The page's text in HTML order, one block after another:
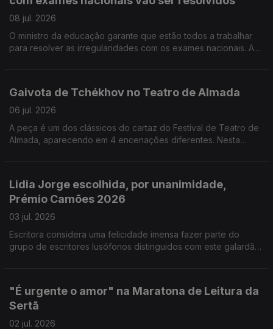
este", reunindo projetos emergentes e nomes consagrados,
em vários espaços da cidade. Morreu Bonnie Tyler, a voz
rouca do rock, tinha 75 anos.
08 jul. 2026
O ministro da educação garante que estão todos a trabalhar
para resolver as irregularidades com os exames nacionais. A
Gaivota de Tchékhov no Teatro de Almada
06 jul. 2026
A peça é um dos clássicos do cartaz do Festival de Teatro de
Almada, aparecendo em 4 encenações diferentes. Nesta
festivais de todo o mundo. Setúbal quer ser Capital da Cultura
em 2028.
Lidia Jorge escolhida, por unanimidade,
Prémio Camões 2026
03 jul. 2026
Escritora considera uma felicidade imensa fazer parte do
grupo de escritores lusófonos distinguidos com este galardão.
povo."O Museu das Marionetas presta homenagem aos
criadores de bonecos, com uma exposição dedicada, para
assinalar os 25 anos.
"É urgente o amor" na Maratona de Leitura da
Sertã
02 jul. 2026